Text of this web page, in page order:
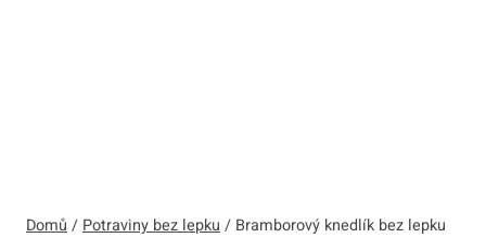
Domů / Potraviny bez lepku / Bramborový knedlík bez lepku